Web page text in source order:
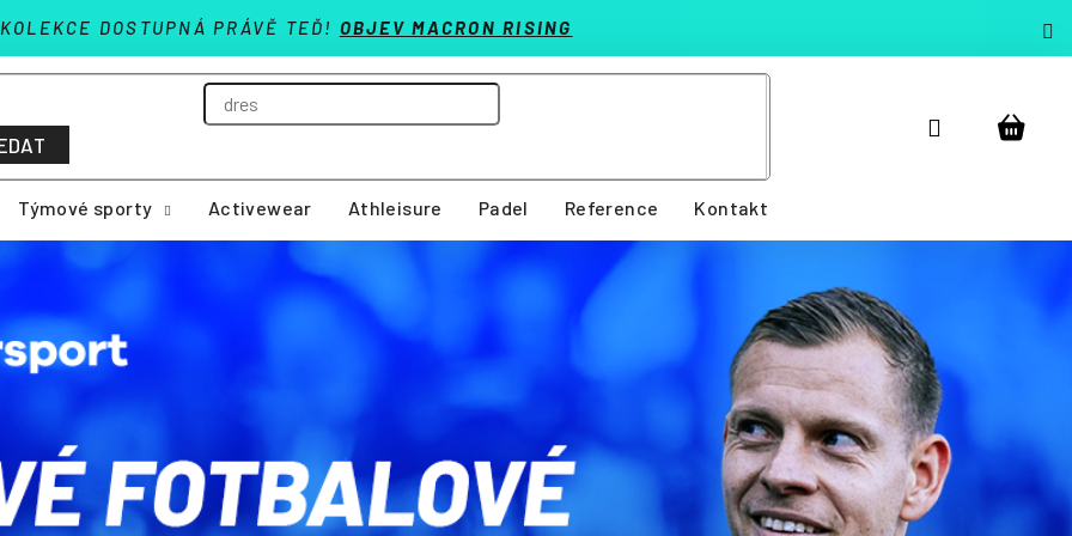
DOSTUPNÁ PRÁVĚ TEĎ! OBJEV MACRON RISING
Přihlášení
Týmové sporty Activewear Athleisure Padel Reference Kontakt